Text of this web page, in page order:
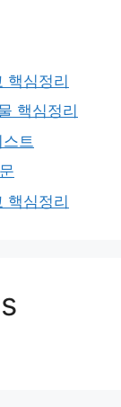
핵심정리
핵심정리
트
핵심정리